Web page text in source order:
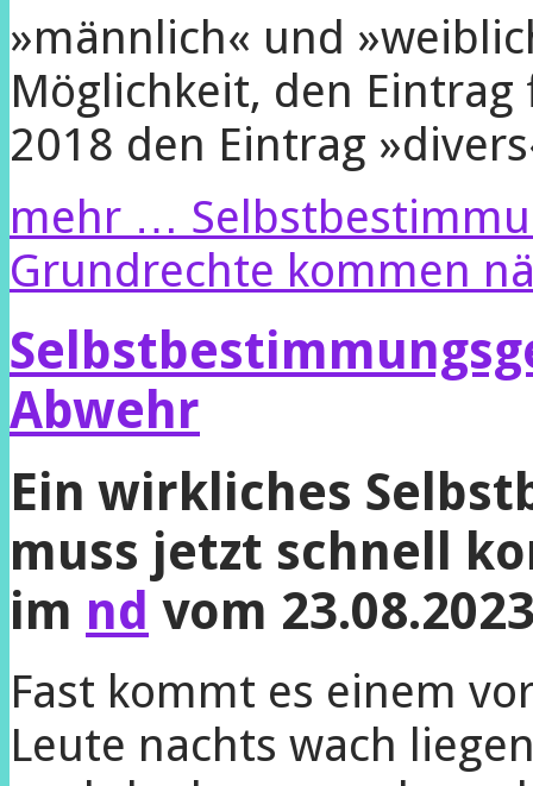
»männlich« und
Möglichkeit, den
2018 den Eintrag
mehr …
Grundrechte kommen
Abwehr
Ein wirkliches
muss jetzt schnell
im nd vom
Fast kommt es einem
Leute nachts wach